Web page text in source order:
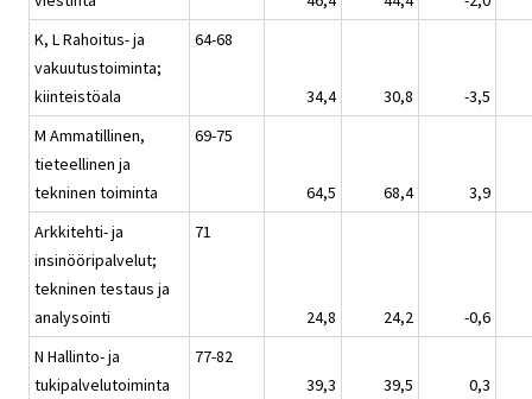
K, L Rahoitus- ja
vakuutustoiminta;
kiinteistöala
64-68
34,4 30,8
-3,5
M Ammatillinen,
tieteellinen ja
tekninen toiminta
69-75
64,5 68,4
3,9
Arkkitehti- ja
insinööripalvelut;
tekninen testaus ja
analysointi
71
24,8 24,2
-0,6
N Hallinto- ja
tukipalvelutoiminta
77-82
39,3
39,5 0,3